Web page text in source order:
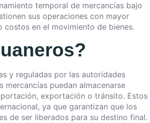
temporal de mercancías bajo
sus operaciones con mayor
en el movimiento de bienes.
y reguladas por las autoridades
puedan almacenarse
exportación o tránsito. Estos
ya que garantizan que los
de ser liberados para su destino final.